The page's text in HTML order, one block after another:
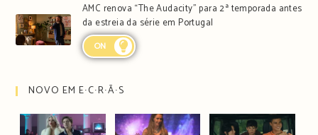
AMC renova “The Audacity” para 2ª temporada antes
da estreia da série em Portugal
ON
NOVO EM E∙C∙R∙Ã∙S